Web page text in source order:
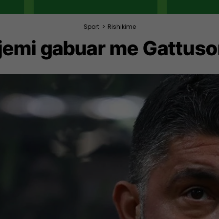
Sport > Rishikime
gabuar me